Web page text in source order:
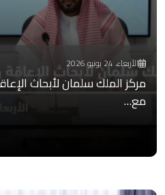
الأربعاء، 24 يونيو 2026
مركز الملك سلمان لأبحاث
مع…